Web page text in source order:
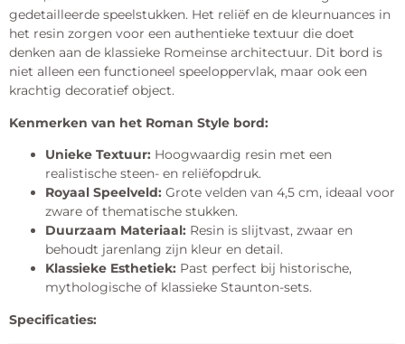
gedetailleerde speelstukken. Het reliëf en de kleurnuances in
het resin zorgen voor een authentieke textuur die doet
denken aan de klassieke Romeinse architectuur. Dit bord is
niet alleen een functioneel speeloppervlak, maar ook een
krachtig decoratief object.
Kenmerken van het Roman Style bord:
Unieke Textuur: Hoogwaardig resin met een
realistische steen- en reliëfopdruk.
Royaal Speelveld: Grote velden van 4,5 cm, ideaal voor
zware of thematische stukken.
Duurzaam Materiaal: Resin is slijtvast, zwaar en
behoudt jarenlang zijn kleur en detail.
Klassieke Esthetiek: Past perfect bij historische,
mythologische of klassieke Staunton-sets.
Specificaties: